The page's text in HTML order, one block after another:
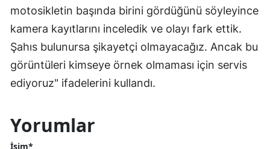
motosikletin başında birini gördüğünü söyleyince
kamera kayıtlarını inceledik ve olayı fark ettik.
Şahıs bulunursa şikayetçi olmayacağız. Ancak bu
görüntüleri kimseye örnek olmaması için servis
ediyoruz" ifadelerini kullandı.
Yorumlar
İsim*